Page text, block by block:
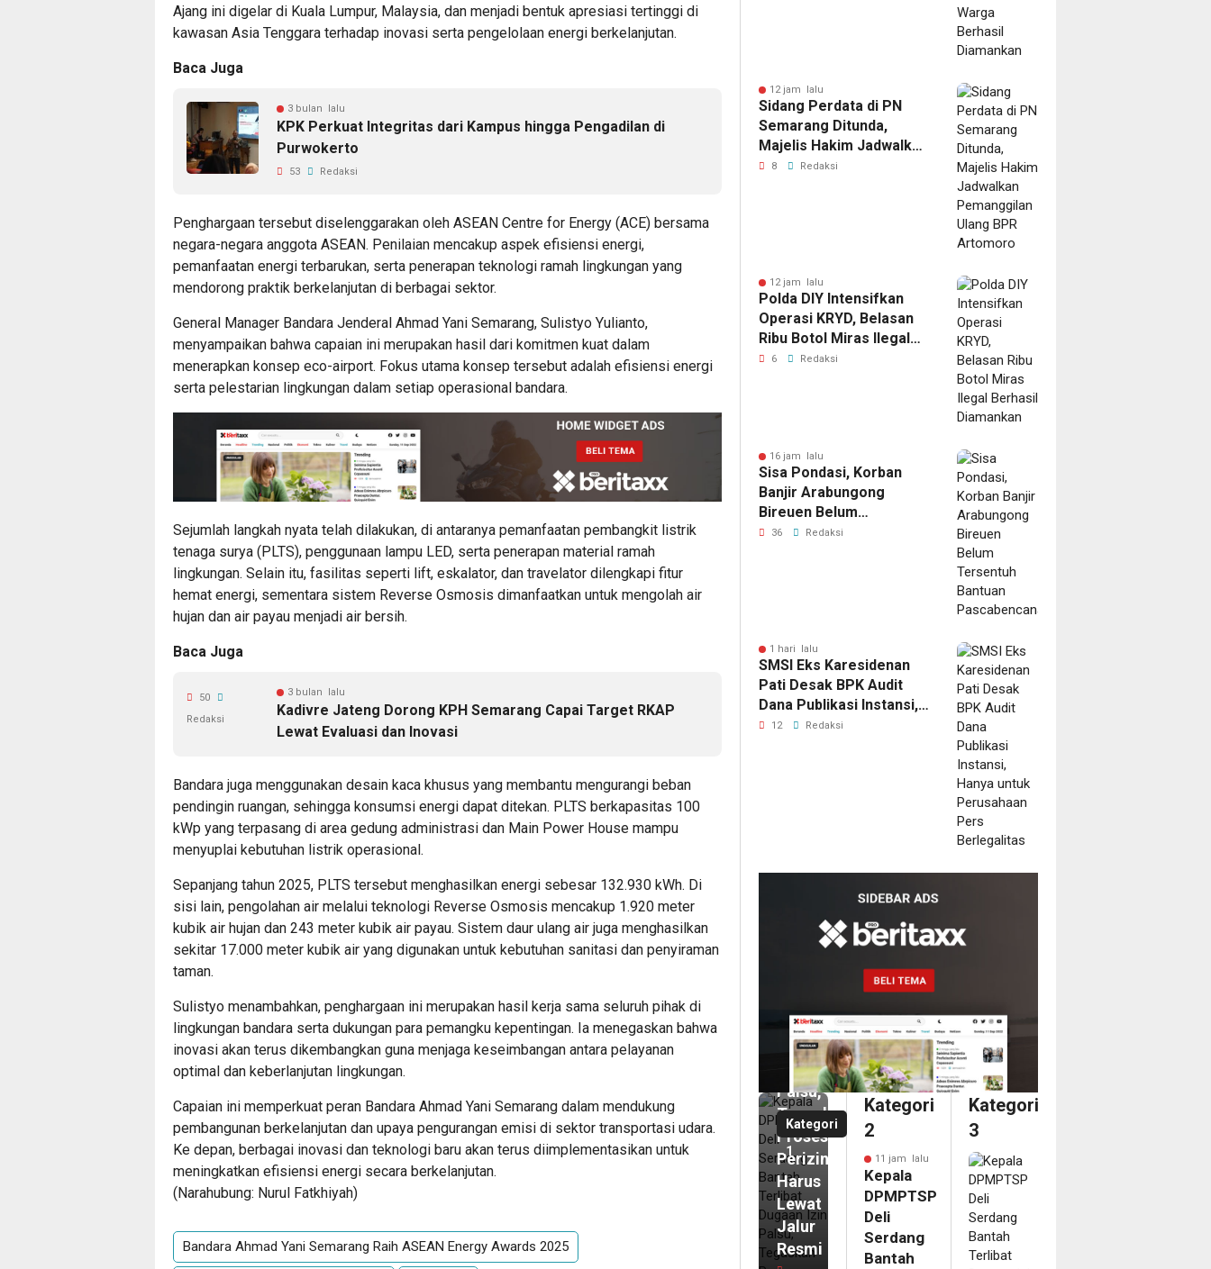
Ajang ini digelar di Kuala Lumpur, Malaysia, dan menjadi bentuk apresiasi tertinggi di
kawasan Asia Tenggara terhadap inovasi serta pengelolaan energi berkelanjutan.
Baca Juga
3 bulan lalu
KPK Perkuat Integritas dari Kampus hingga Pengadilan di
Purwokerto
53 Redaksi
Penghargaan tersebut diselenggarakan oleh ASEAN Centre for Energy (ACE) bersama
negara-negara anggota ASEAN. Penilaian mencakup aspek efisiensi energi,
pemanfaatan energi terbarukan, serta penerapan teknologi ramah lingkungan yang
mendorong praktik berkelanjutan di berbagai sektor.
General Manager Bandara Jenderal Ahmad Yani Semarang, Sulistyo Yulianto,
menyampaikan bahwa capaian ini merupakan hasil dari komitmen kuat dalam
menerapkan konsep eco-airport. Fokus utama konsep tersebut adalah efisiensi energi
serta pelestarian lingkungan dalam setiap operasional bandara.
Sejumlah langkah nyata telah dilakukan, di antaranya pemanfaatan pembangkit listrik
tenaga surya (PLTS), penggunaan lampu LED, serta penerapan material ramah
lingkungan. Selain itu, fasilitas seperti lift, eskalator, dan travelator dilengkapi fitur
hemat energi, sementara sistem Reverse Osmosis dimanfaatkan untuk mengolah air
hujan dan air payau menjadi air bersih.
Baca Juga
3 bulan lalu
Kadivre Jateng Dorong KPH Semarang Capai Target RKAP
Lewat Evaluasi dan Inovasi
50
Redaksi
Bandara juga menggunakan desain kaca khusus yang membantu mengurangi beban
pendingin ruangan, sehingga konsumsi energi dapat ditekan. PLTS berkapasitas 100
kWp yang terpasang di area gedung administrasi dan Main Power House mampu
menyuplai kebutuhan listrik operasional.
Sepanjang tahun 2025, PLTS tersebut menghasilkan energi sebesar 132.930 kWh. Di
sisi lain, pengolahan air melalui teknologi Reverse Osmosis mencakup 1.920 meter
kubik air hujan dan 243 meter kubik air payau. Sistem daur ulang air juga menghasilkan
sekitar 17.000 meter kubik air yang digunakan untuk kebutuhan sanitasi dan penyiraman
taman.
Sulistyo menambahkan, penghargaan ini merupakan hasil kerja sama seluruh pihak di
lingkungan bandara serta dukungan para pemangku kepentingan. Ia menegaskan bahwa
inovasi akan terus dikembangkan guna menjaga keseimbangan antara pelayanan
optimal dan keberlanjutan lingkungan.
Capaian ini memperkuat peran Bandara Ahmad Yani Semarang dalam mendukung
pembangunan berkelanjutan dan upaya pengurangan emisi di sektor transportasi udara.
Ke depan, berbagai inovasi dan teknologi baru akan terus diimplementasikan untuk
meningkatkan efisiensi energi secara berkelanjutan.
(Narahubung: Nurul Fatkhiyah)
Bandara Ahmad Yani Semarang Raih ASEAN Energy Awards 2025
12 jam lalu
Sidang Perdata di PN
Semarang Ditunda,
Majelis Hakim Jadwalkan
Pemanggilan Ulang BPR
8 Redaksi
12 jam lalu
Polda DIY Intensifkan
Operasi KRYD, Belasan
Ribu Botol Miras Ilegal
Berhasil Diamankan
6 Redaksi
16 jam lalu
Sisa Pondasi, Korban
Banjir Arabungong
Bireuen Belum
Tersentuh Bantuan
36 Redaksi
1 hari lalu
SMSI Eks Karesidenan
Pati Desak BPK Audit
Dana Publikasi Instansi,
Hanya untuk Perusahaan
12 Redaksi
Kategori
1
DPMPTSP
Terlibat
Dugaan
Izin
Palsu,
Tegaskan
Proses
Perizinan
Harus
Lewat
Jalur
Resmi
Kategori
2
11 jam lalu
Kepala
DPMPTSP
Deli
Serdang
Bantah
Kategori
3